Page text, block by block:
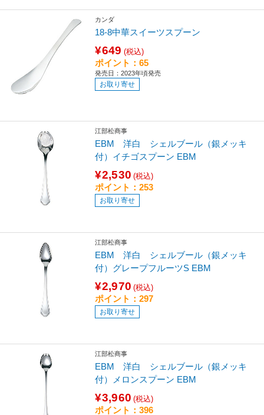
カンダ
18-8中華スイーツスプーン
¥649 (税込)
ポイント：65
発売日：2023年頃発売
お取り寄せ
江部松商事
EBM 洋白 シェルブール（銀メッキ
付）イチゴスプーン EBM
¥2,530 (税込)
ポイント：253
お取り寄せ
江部松商事
EBM 洋白 シェルブール（銀メッキ
付）グレープフルーツS EBM
¥2,970 (税込)
ポイント：297
お取り寄せ
江部松商事
EBM 洋白 シェルブール（銀メッキ
付）メロンスプーン EBM
¥3,960 (税込)
ポイント：396